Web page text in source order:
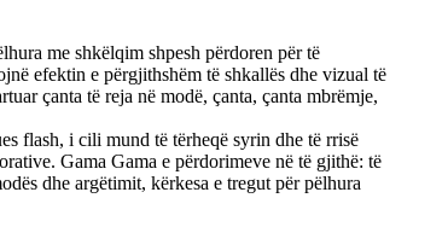
me shkëlqim shpesh përdoren për të
efektin e përgjithshëm të shkallës dhe vizual të
çanta të reja në modë, çanta, çanta mbrëmje,
flash, i cili mund të tërheqë syrin dhe të rrisë
Gama Gama e përdorimeve në të gjithë: të
dhe argëtimit, kërkesa e tregut për pëlhura